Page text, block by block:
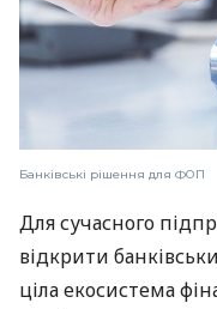
Банківські рішення для ФОП
Для сучасного
відкрити
ціла екосистема